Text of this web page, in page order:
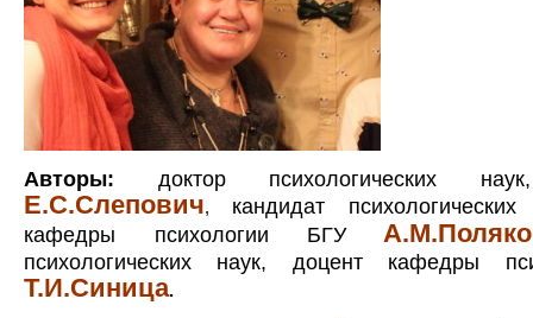
Авторы: доктор психологических
Е.С.Слепович, кандидат
кафедры психологии
БГУ
психологических наук, доцент кафедры
Т.И.Синица.